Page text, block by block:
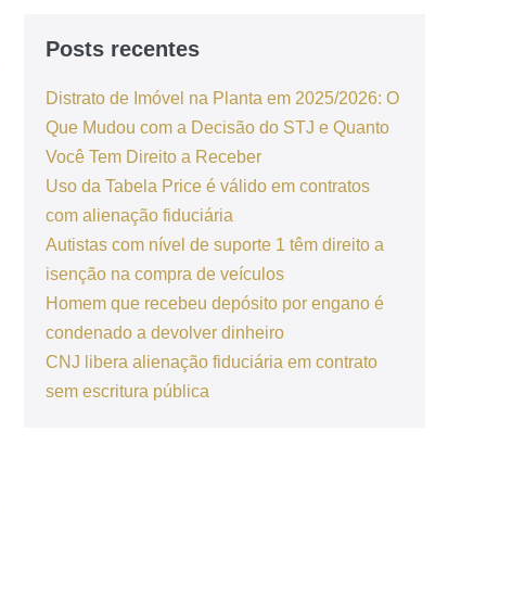
Posts recentes
Distrato de Imóvel na Planta em 2025/2026: O
Que Mudou com a Decisão do STJ e Quanto
Você Tem Direito a Receber
Uso da Tabela Price é válido em contratos
com alienação fiduciária
Autistas com nível de suporte 1 têm direito a
isenção na compra de veículos
Homem que recebeu depósito por engano é
condenado a devolver dinheiro
CNJ libera alienação fiduciária em contrato
sem escritura pública